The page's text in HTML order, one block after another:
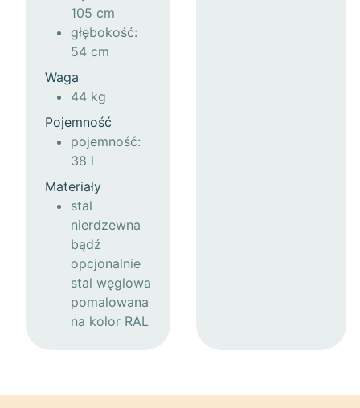
105 cm
głębokość:
54 cm
Waga
44 kg
Pojemność
pojemność:
38 l
Materiały
stal
nierdzewna
bądź
opcjonalnie
stal węglowa
pomalowana
na kolor RAL